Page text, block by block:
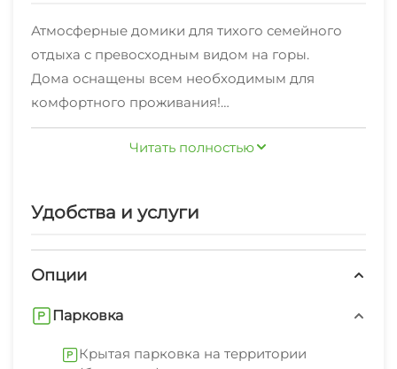
Атмосферные домики для тихого семейного
отдыха с превосходным видом на горы.
Дома оснащены всем необходимым для
комфортного проживания!
Здесь вы сможете отвлечься от городской
суеты и по-настоящему насладиться природой.
видом на горы и реку.
Читать полностью
Удобства и услуги
Опции
Парковка
Крытая парковка на территории